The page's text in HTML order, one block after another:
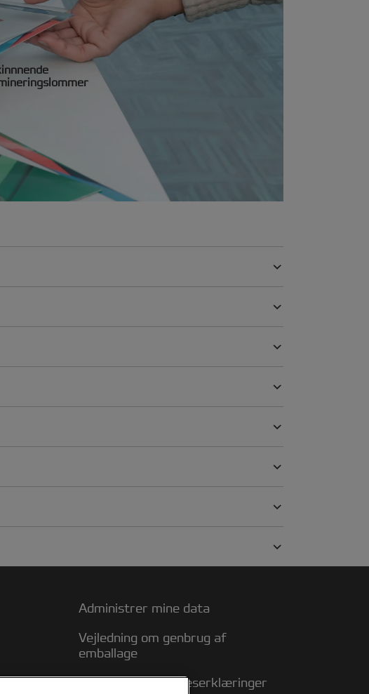
Administrer mine data
Vejledning om genbrug af
emballage
Overensstemmelseserklæringer